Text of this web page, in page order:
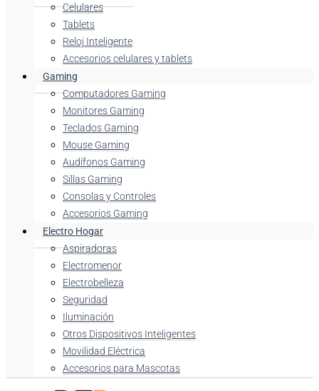
Celulares
Tablets
Reloj Inteligente
Accesorios celulares y tablets
Gaming
Computadores Gaming
Monitores Gaming
Teclados Gaming
Mouse Gaming
Audífonos Gaming
Sillas Gaming
Consolas y Controles
Accesorios Gaming
Electro Hogar
Aspiradoras
Electromenor
Electrobelleza
Seguridad
Iluminación
Otros Dispositivos Inteligentes
Movilidad Eléctrica
Accesorios para Mascotas